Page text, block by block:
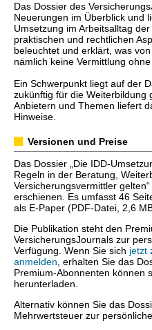
Das Dossier des
Neuerungen im Überblick und
Umsetzung im Arbeitsalltag
praktischen und rechtlichen
beleuchtet und erklärt, was
nämlich keine Vermittlung ohne
Ein Schwerpunkt liegt auf der
zukünftig für die Weiterbildung
Anbietern und Themen liefert
Hinweise.
Versionen und Preise
Das Dossier „Die IDD-
Regeln in der Beratung,
Versicherungsvermittler
erschienen. Es umfasst 46
als E-Paper (PDF-Datei, 2,6
Die Publikation steht den
VersicherungsJournals zur
Verfügung. Wenn Sie sich jetzt
anmelden , erhalten Sie das
Premium-Abonnenten können
herunterladen.
Alternativ können Sie das
Mehrwertsteuer zur